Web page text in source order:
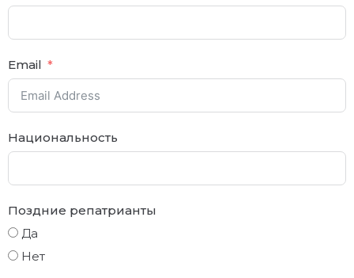
Email
Национальность
Поздние репатрианты
Да
Нет